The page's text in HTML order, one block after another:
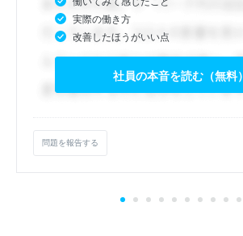
実際の働き方
改善したほうがいい点
社員の本音を読む（無料）
問題を報告する